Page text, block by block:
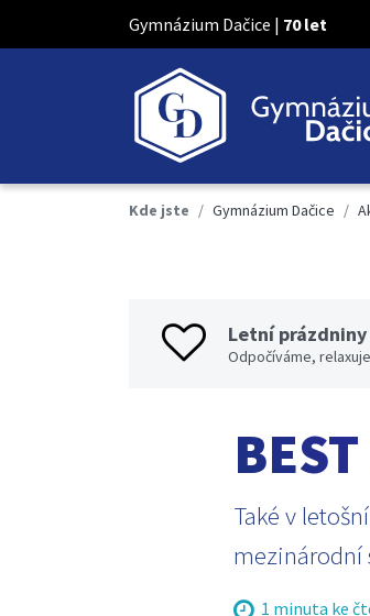
Gymnázium Dačice | 70 let
Kde jste Gymnázium Dačice
Letní prázdniny
Odpočíváme,
Také v
mezinárodní
1 minuta ke